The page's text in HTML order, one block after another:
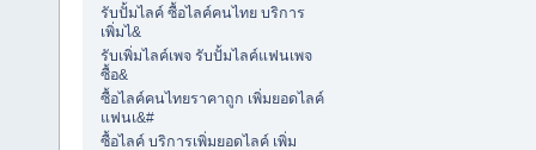
รับปั้มไลค์ ซื้อไลค์คนไทย บริการ
เพิ่มไ&
รับเพิ่มไลค์เพจ รับปั้มไลค์แฟนเพจ
ซื้อ&
ซื้อไลค์คนไทยราคาถูก เพิ่มยอดไลค์
แฟนเ&#
ซื้อไลค์ บริการเพิ่มยอดไลค์ เพิ่ม